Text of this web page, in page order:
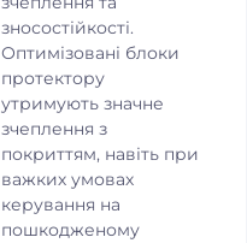
зносостійкості.
Оптимізовані блоки
протектору
утримують значне
зчеплення з
покриттям, навіть при
важких умовах
керування на
пошкодженому